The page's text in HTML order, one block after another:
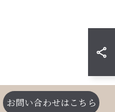
お問い合わせはこちら